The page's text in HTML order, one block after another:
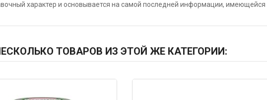
характер и основывается на самой последней информации,
ТОВАРОВ ИЗ ЭТОЙ ЖЕ КАТЕГОРИИ: